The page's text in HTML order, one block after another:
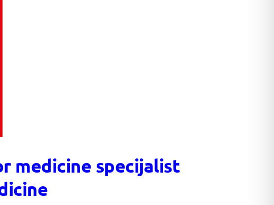
medicine specijalist